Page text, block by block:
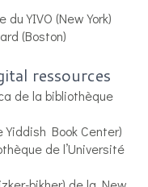
YIVO (New York)
(Boston)
ressources
de la bibliothèque
Yiddish Book Center)
de l’Université